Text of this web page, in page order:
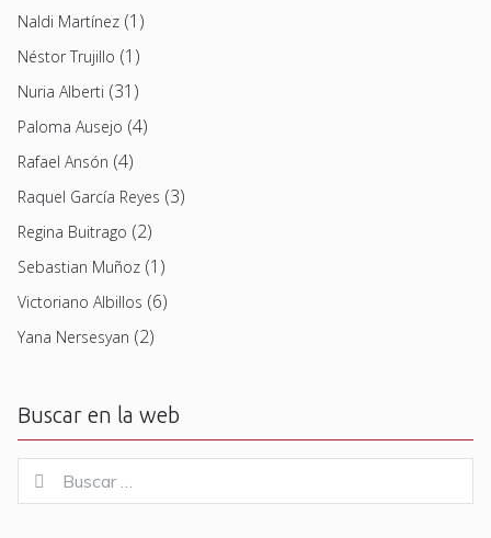
Naldi Martínez (1)
Néstor Trujillo (1)
Nuria Alberti (31)
Paloma Ausejo (4)
Rafael Ansón (4)
Raquel García Reyes (3)
Regina Buitrago (2)
Sebastian Muñoz (1)
Victoriano Albillos (6)
Yana Nersesyan (2)
Buscar en la web
for:
Buscar